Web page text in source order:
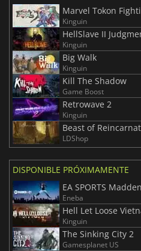
Marvel Tokon
Kinguin
HellSlave II
Kinguin
Big Walk
Kinguin
Kill The Shadow
Game Boost
Retrowave 2
Kinguin
Beast of
LDShop
DISPONIBLE PRÓXIMAMENTE
EA SPORTS
Eneba
Hell Let Loose
Kinguin
The Sinking City 2
Gamesplanet US